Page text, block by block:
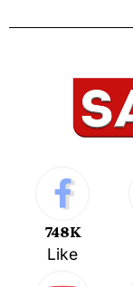
748K
Like